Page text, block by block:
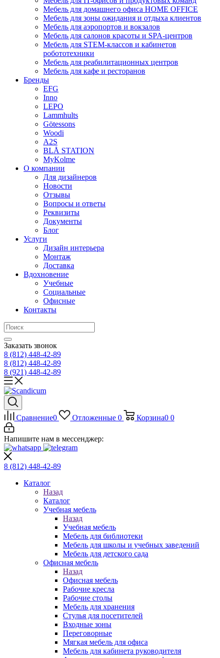
Мебель для домашнего офиса HOME OFFICE
Мебель для зоны ожидания и отдыха клиентов
Мебель для аэропортов и вокзалов
Мебель для салонов красоты и SPA-центров
Мебель для STEM-классов и кабинетов
робототехники
Мебель для реабилитационных центров
Мебель для кафе и ресторанов
Бренды
EFG
Inno
LEPO
Lammhults
Götessons
Woodi
A2S
BLÅ STATION
MyKolme
О компании
Для дизайнеров
Новости
Отзывы
Вопросы и ответы
Реквизиты
Документы
Блог
Услуги
Дизайн интерьера
Монтаж
Доставка
Вдохновение
Учебные
Социальные
Офисные
Контакты
Заказать звонок
8 (812) 448-42-89
8 (812) 448-42-89
8 (921) 448-42-89
Сравнение0 Отложенные 0 Корзина0 0
Напишите нам в мессенджер:
8 (812) 448-42-89
Каталог
Назад
Каталог
Учебная мебель
Назад
Учебная мебель
Мебель для библиотеки
Мебель для школы и учебных заведений
Мебель для детского сада
Офисная мебель
Назад
Офисная мебель
Рабочие кресла
Рабочие столы
Мебель для хранения
Стулья для посетителей
Входные зоны
Переговорные
Мягкая мебель для офиса
Мебель для кабинета руководителя